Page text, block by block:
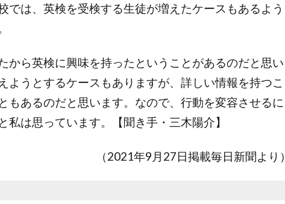
は、英検を受検する生徒が増えたケースもあるよう
ら英検に興味を持ったということがあるのだと思い
ようとするケースもありますが、詳しい情報を持つこ
もあるのだと思います。なので、行動を変容させるに
私は思っています。【聞き手・三木陽介】
（2021年9月27日掲載毎日新聞より）